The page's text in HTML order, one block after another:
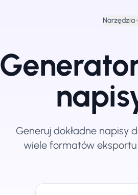
Narzędzia
Generuj dokładne napisy
wiele formatów